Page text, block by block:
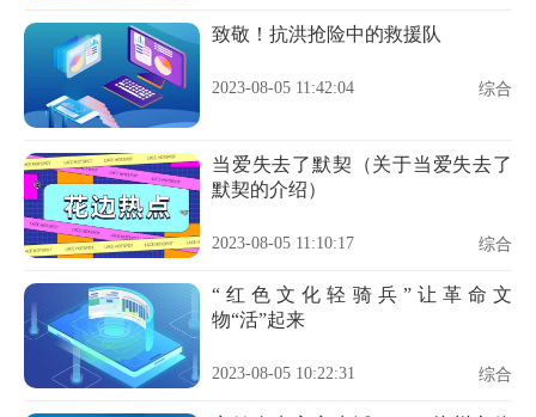
致敬！抗洪抢险中的救援队
2023-08-05 11:42:04 综合
当爱失去了默契（关于当爱失去了
默契的介绍）
2023-08-05 11:10:17 综合
“红色文化轻骑兵”让革命文
物“活”起来
2023-08-05 10:22:31 综合